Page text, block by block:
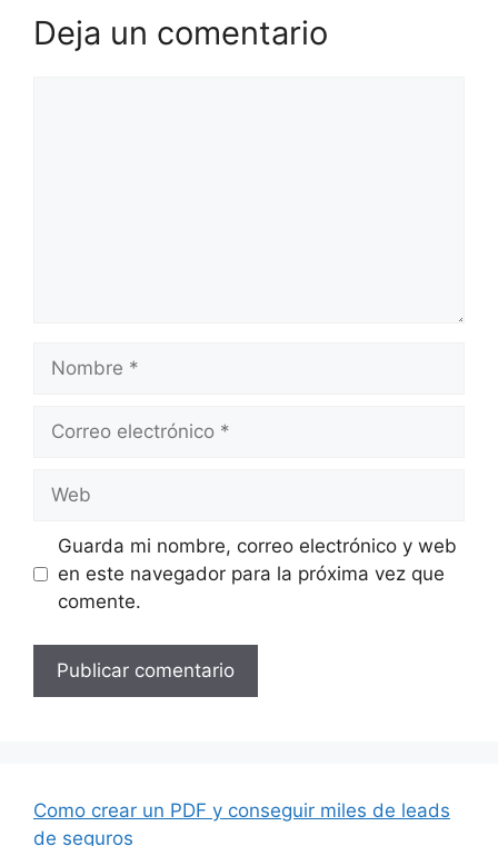
Deja un comentario
Nombre
Correo
Web
Guarda mi nombre, correo electrónico y web
en este navegador para la próxima vez que
comente.
Como crear un PDF y conseguir miles de leads
de seguros